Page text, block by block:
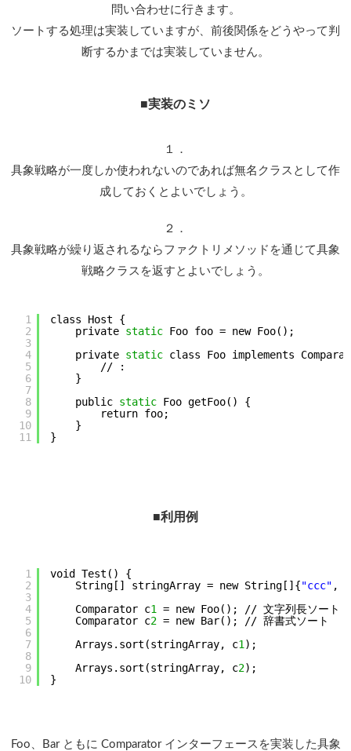
問い合わせに行きます。
ソートする処理は実装していますが、前後関係をどうやって判
断するかまでは実装していません。
■実装のミソ
１．
具象戦略が一度しか使われないのであれば無名クラスとして作
成しておくとよいでしょう。
２．
具象戦略が繰り返されるならファクトリメソッドを通じて具象
戦略クラスを返すとよいでしょう。
1
2
3
4
5
6
7
8
9
10
11
class Host {
private static Foo foo = new Foo();
private static class Foo implements
// :
}
public static Foo getFoo() {
return foo;
}
}
■利用例
1
2
3
4
5
6
7
8
9
10
void Test() {
String[] stringArray = new String[]{"ccc" ,
Comparator c1
= new Foo(); // 文字列長ソート
Comparator c2 = new Bar(); // 辞書式ソート
Arrays.sort(stringArray, c1 );
Arrays.sort(stringArray, c2);
}
Foo、Bar ともに Comparator インターフェースを実装した具象